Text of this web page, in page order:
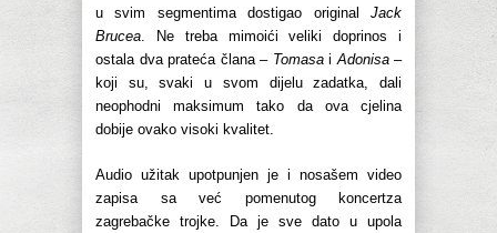
u svim segmentima dostigao original Jack
Brucea. Ne treba mimoići veliki doprinos i
ostala dva prateća člana – TomasaiAdonisa–
koji su, svaki u svom dijelu zadatka, dali
neophodni maksimum tako da ova cjelina
dobije ovako visoki kvalitet.
Audio užitak upotpunjen je i nosašem video
zapisa sa već pomenutog koncertza
zagrebačke trojke. Da je sve dato u upola